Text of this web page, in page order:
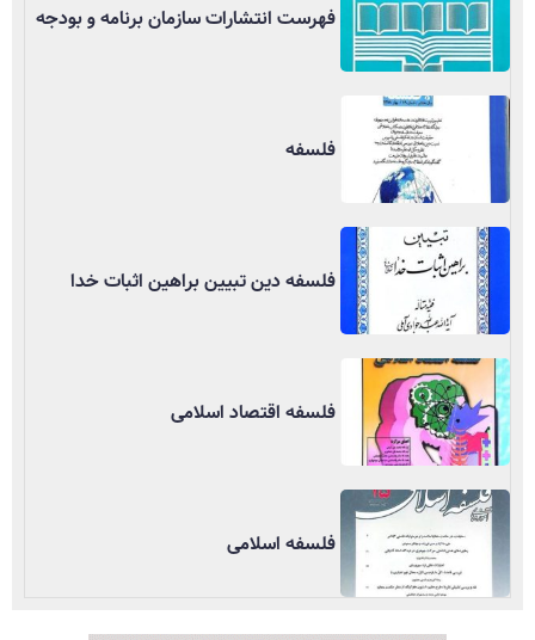
فهرست انتشارات سازمان برنامه و بودجه
فلسفه
فلسفه دین تبیین براهین اثبات خدا
فلسفه اقتصاد اسلامی
فلسفه اسلامی